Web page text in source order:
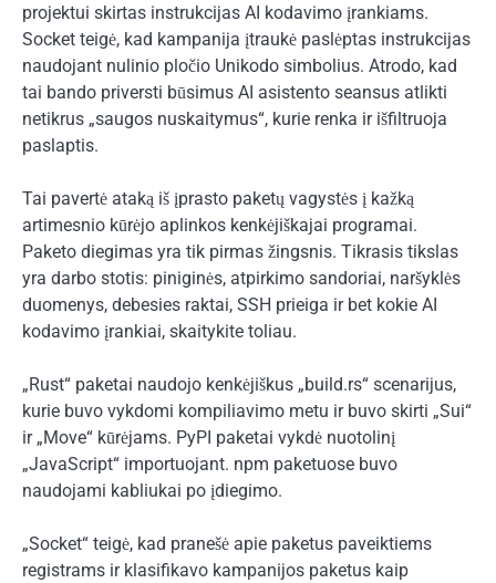
projektui skirtas instrukcijas AI kodavimo įrankiams.
Socket teigė, kad kampanija įtraukė paslėptas instrukcijas
naudojant nulinio pločio Unikodo simbolius. Atrodo, kad
tai bando priversti būsimus AI asistento seansus atlikti
netikrus „saugos nuskaitymus“, kurie renka ir išfiltruoja
paslaptis.
Tai pavertė ataką iš įprasto paketų vagystės į kažką
artimesnio kūrėjo aplinkos kenkėjiškajai programai.
Paketo diegimas yra tik pirmas žingsnis. Tikrasis tikslas
yra darbo stotis: piniginės, atpirkimo sandoriai, naršyklės
duomenys, debesies raktai, SSH prieiga ir bet kokie AI
kodavimo įrankiai, skaitykite toliau.
„Rust“ paketai naudojo kenkėjiškus „build.rs“ scenarijus,
kurie buvo vykdomi kompiliavimo metu ir buvo skirti „Sui“
ir „Move“ kūrėjams. PyPI paketai vykdė nuotolinį
„JavaScript“ importuojant. npm paketuose buvo
naudojami kabliukai po įdiegimo.
„Socket“ teigė, kad pranešė apie paketus paveiktiems
registrams ir klasifikavo kampanijos paketus kaip